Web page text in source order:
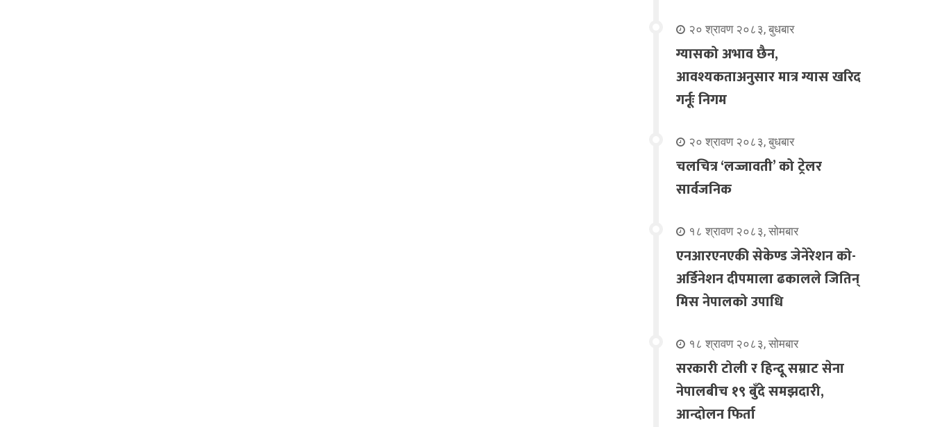
२० श्रावण २०८३, बुधबार
ग्यासको अभाव छैन,
आवश्यकताअनुसार मात्र ग्यास खरिद
गर्नूः निगम
२० श्रावण २०८३, बुधबार
चलचित्र ‘लज्जावती’ को ट्रेलर
सार्वजनिक
१८ श्रावण २०८३, सोमबार
एनआरएनएकी सेकेण्ड जेनेरेशन को-
अर्डिनेशन दीपमाला ढकालले जितिन्
मिस नेपालको उपाधि
१८ श्रावण २०८३, सोमबार
सरकारी टोली र हिन्दू सम्राट सेना
नेपालबीच १९ बुँदे समझदारी,
आन्दोलन फिर्ता